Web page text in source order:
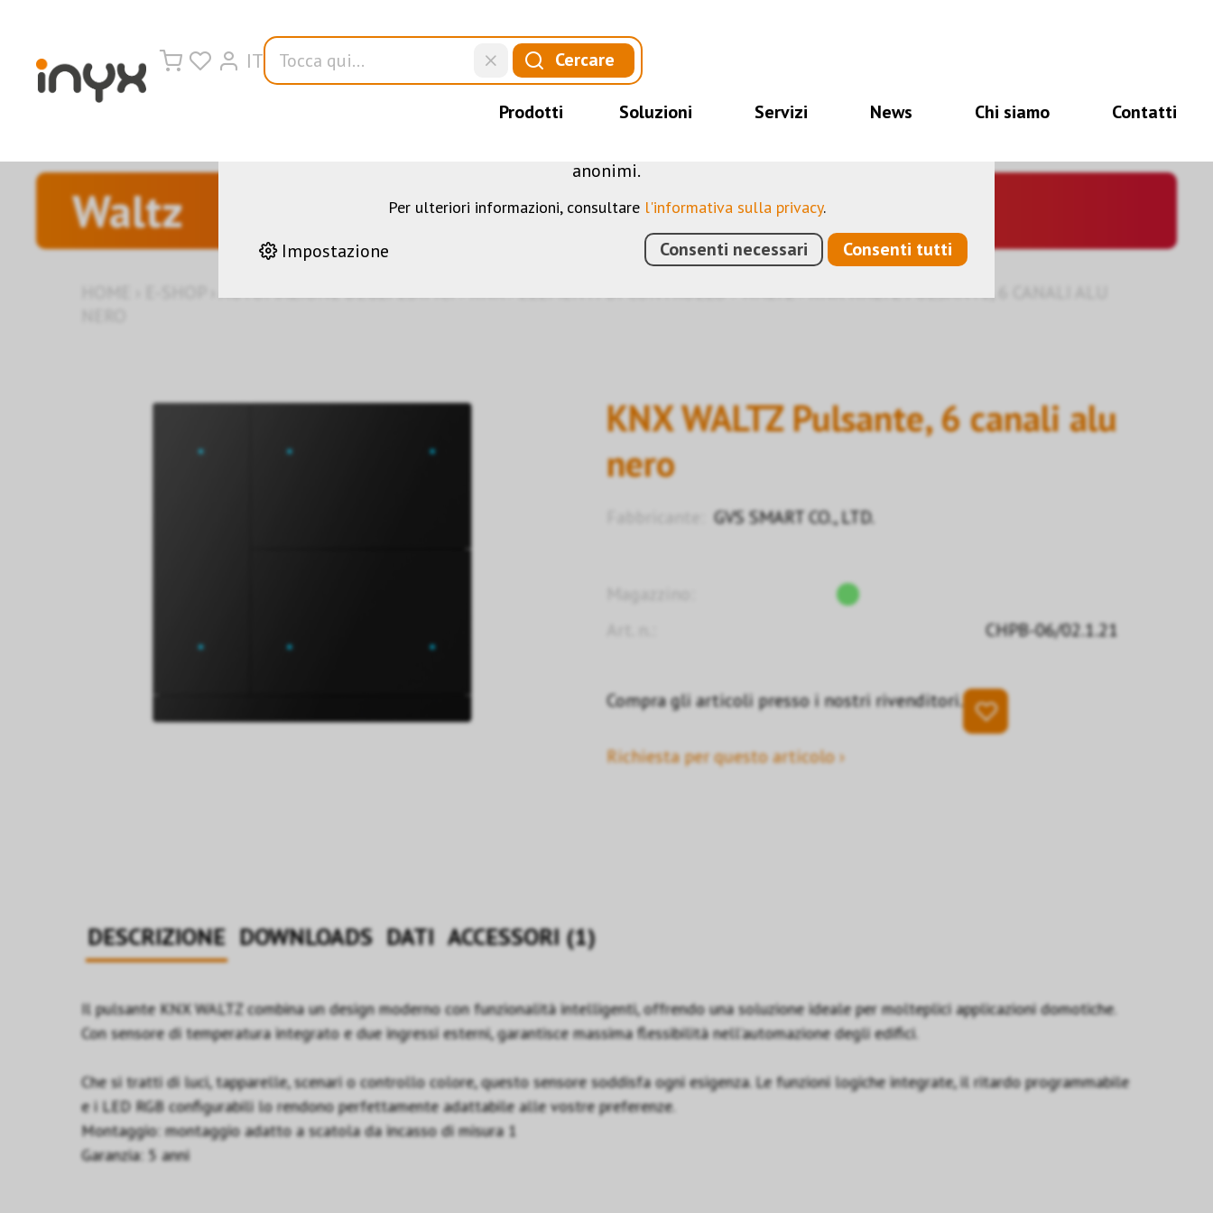
IT Cercare
Prodotti Soluzioni Servizi News Chi siamo Contatti
Waltz
AUTOMAZIONE DEGLI EDIFICI›KNX›ELEMENTI DI CONTROLLO›WALTZ›KNX WALTZ PULSANTE, 6 CANALI ALU
KNX WALTZ Pulsante, 6 canali alu
nero
GVS SMART CO., LTD.
CHPB-06/02.1.21
Compra gli articoli presso i nostri rivenditori.
Richiesta per questo articolo ›
DESCRIZIONE DOWNLOADS DATI ACCESSORI (1)
Il pulsante KNX WALTZ combina un design moderno con funzionalità intelligenti, offrendo una soluzione ideale per molteplici applicazioni domotiche.
Con sensore di temperatura integrato e due ingressi esterni, garantisce massima flessibilità nell’automazione degli edifici.
Che si tratti di luci, tapparelle, scenari o controllo colore, questo sensore soddisfa ogni esigenza. Le funzioni logiche integrate, il ritardo programmabile
e i LED RGB configurabili lo rendono perfettamente adattabile alle vostre preferenze.
Montaggio: montaggio adatto a scatola da incasso di misura 1
Garanzia: 5 anni
QUESTO SITO WEB UTILIZZA I COOKIE
Sul nostro sito web utilizziamo diversi cookie: alcuni sono necessari per il corretto
funzionamento del sito, altri consentono di utilizzare più funzionalità, altri ancora ci
aiutano a comprendere meglio i nostri utenti. Ci aiutano quindi a ottimizzare
anonimi.
Per ulteriori informazioni, consultare l'informativa sulla privacy.
Impostazione Consenti necessari Consenti tutti